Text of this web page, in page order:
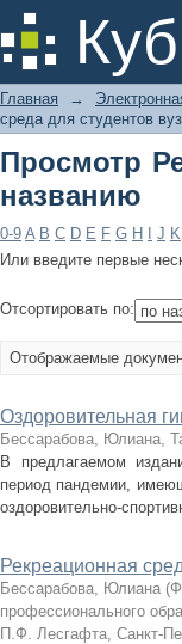
Просмотр
Главная →
среда для студентов
Просмотр
названию
0-9 A B C D E F G H J K
Или введите первые
Отсортировать по:
Отображаемые
Оздоровительная
Бессарабова, Юлиана,
В предлагаемом
период пандемии,
оздоровительно-
Рекреационная
Бессарабова, Юлиана (
профессионального
П.Ф. Лесгафта, Санкт-